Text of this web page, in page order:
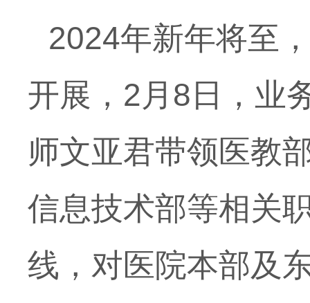
2024年新年将至
开展，2月8日，业
师文亚君带领医教
信息技术部等相关
线，对医院本部及